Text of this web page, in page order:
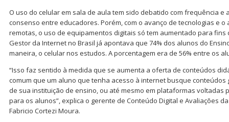
O uso do celular em sala de aula tem sido debatido com frequência e
consenso entre educadores. Porém, com o avanço de tecnologias e
remotas, o uso de equipamentos digitais só tem aumentado para fins
Gestor da Internet no Brasil já apontava que 74% dos alunos do
maneira, o celular nos estudos. A porcentagem era de 56% entre os
“Isso faz sentido à medida que se aumenta a oferta de conteúdos
comum que um aluno que tenha acesso à internet busque conteúdos
de sua instituição de ensino, ou até mesmo em plataformas voltadas
para os alunos”, explica o gerente de Conteúdo Digital e Avaliações
Fabricio Cortezi Moura.